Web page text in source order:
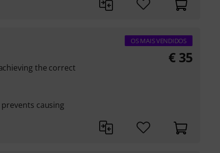
the correct
causing
OS MAIS VENDIDOS
€ 35